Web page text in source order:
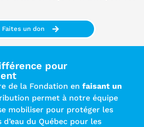
Faites un don
pour
de la Fondation en faisant un
permet à notre équipe
mobiliser pour protéger les
du Québec pour les